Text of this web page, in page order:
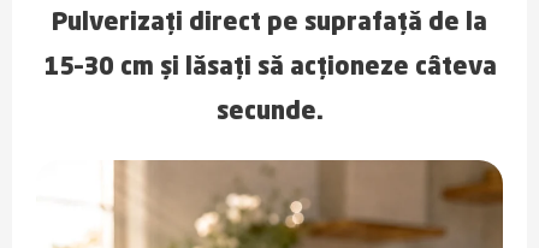
Pulverizați direct pe suprafață de la
15–30 cm și lăsați să acționeze câteva
secunde.